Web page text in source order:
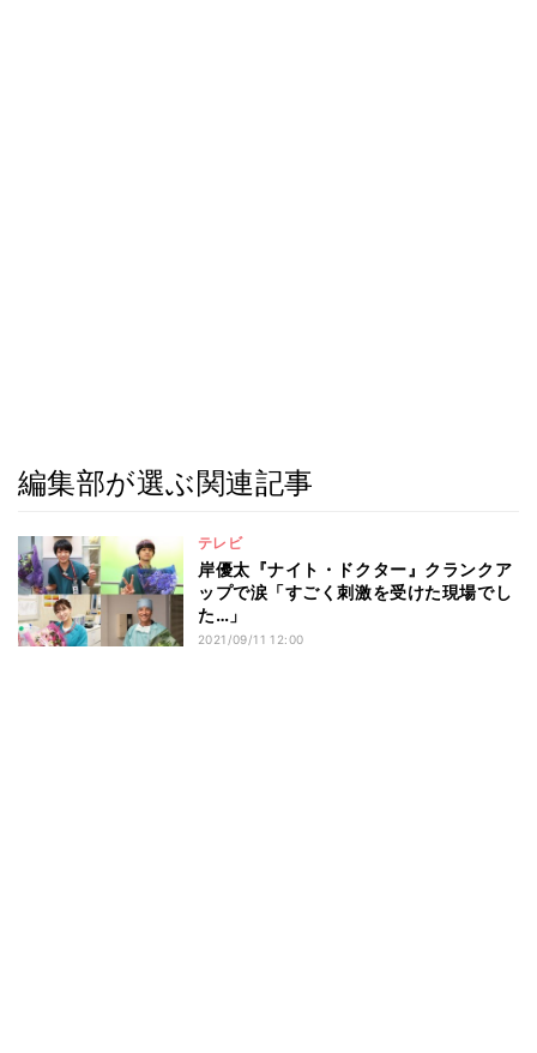
編集部が選ぶ関連記事
テレビ
岸優太『ナイト・ドクター』クランクア
ップで涙「すごく刺激を受けた現場でし
た…」
2021/09/11 12:00